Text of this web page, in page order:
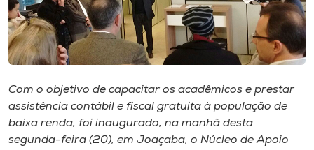
Editora
Rádio
Museu
Unoesc
Com o objetivo de capacitar os acadêmicos e prestar
assistência contábil e fiscal gratuita à população de
baixa renda, foi inaugurado, na manhã desta
segunda-feira (20), em Joaçaba, o Núcleo de Apoio